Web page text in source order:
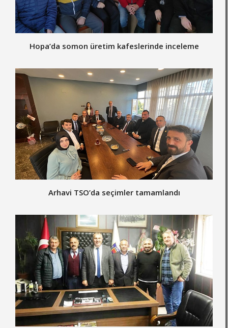
Hopa’da somon üretim kafeslerinde inceleme
Arhavi TSO’da seçimler tamamlandı